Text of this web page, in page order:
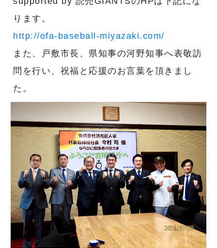
ります。
http://ofa-baseball-miyazaki.com/
また、戸敷市長、県知事の河野知事へ表敬訪
問を行い、祝福と応援のお言葉を頂きまし
た。